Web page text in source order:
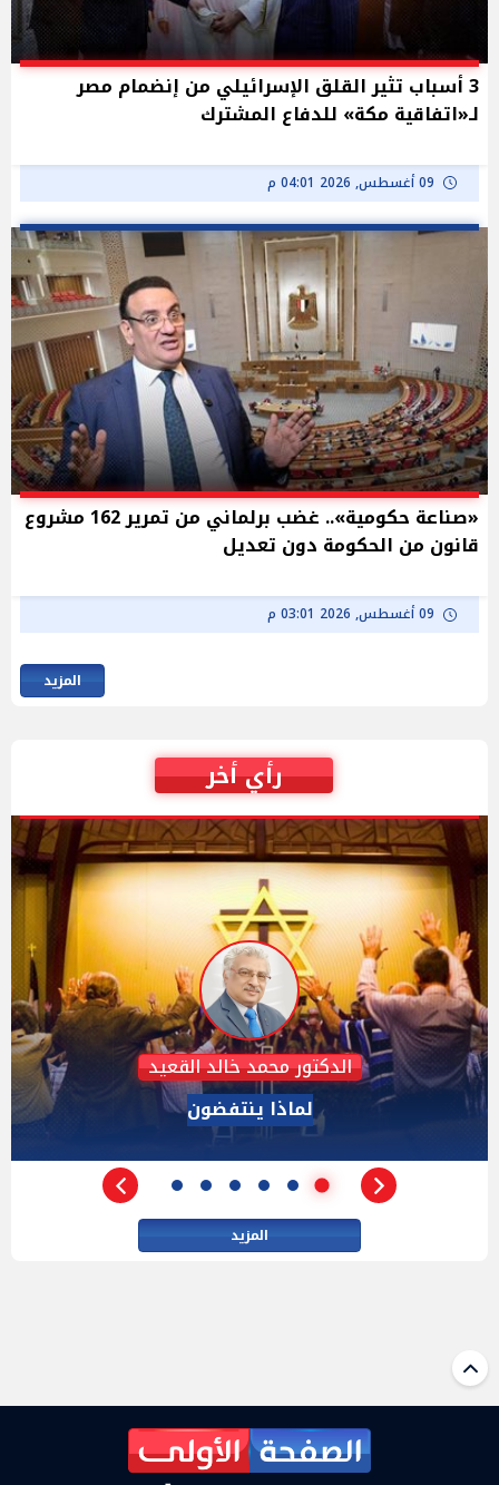
3 أسباب تثير القلق الإسرائيلي من إنضمام مصر
لـ«اتفاقية مكة» للدفاع المشترك
09 أغسطس, 2026 04:01 م
«صناعة حكومية».. غضب برلماني من تمرير 162 مشروع
قانون من الحكومة دون تعديل
09 أغسطس, 2026 03:01 م
المزيد
رأي أخر
عبدالحليم قنديل
الدكتور عبد الحليم قنديل يكتب: هزيمة "ترامب" فى
مفاوضات إيران
المزيد